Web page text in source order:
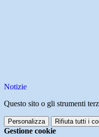
Notizie
Questo sito o gli strumenti
Personalizza Rifiuta tutti i
Gestione cookie